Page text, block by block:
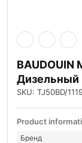
BAUDOUIN
Дизельный
SKU: TJ50BD/
Product
Бренд